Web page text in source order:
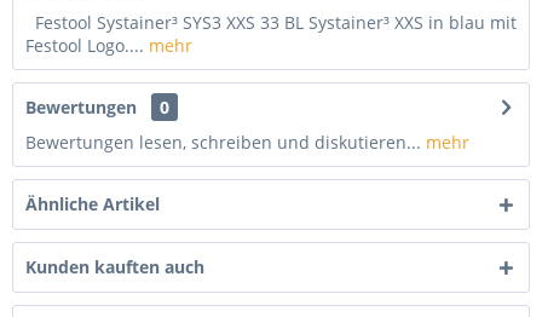
Festool Systainer³ SYS3 XXS 33 BL Systainer³ XXS in blau mit
Festool Logo.... mehr
Bewertungen
0
Bewertungen lesen, schreiben und diskutieren... mehr
Ähnliche Artikel
Kunden kauften auch